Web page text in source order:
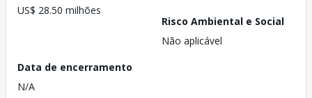
US$ 28.50 milhões
Risco Ambiental e Social
Não aplicável
Data de encerramento
N/A